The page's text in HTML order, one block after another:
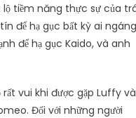
tiềm năng thực sự của
để hạ gục bất kỳ ai ngáng
để hạ gục Kaido, và anh
vui khi được gặp Luffy và
Đối với những người